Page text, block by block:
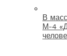
В
М-4